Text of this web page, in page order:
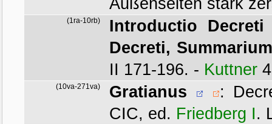
Außenseiten stark
(1ra-10rb)
Introductio
Decreti,
II 171-196. - Kuttner
(10va-271va) Gratianus :
CIC, ed. Friedberg I.